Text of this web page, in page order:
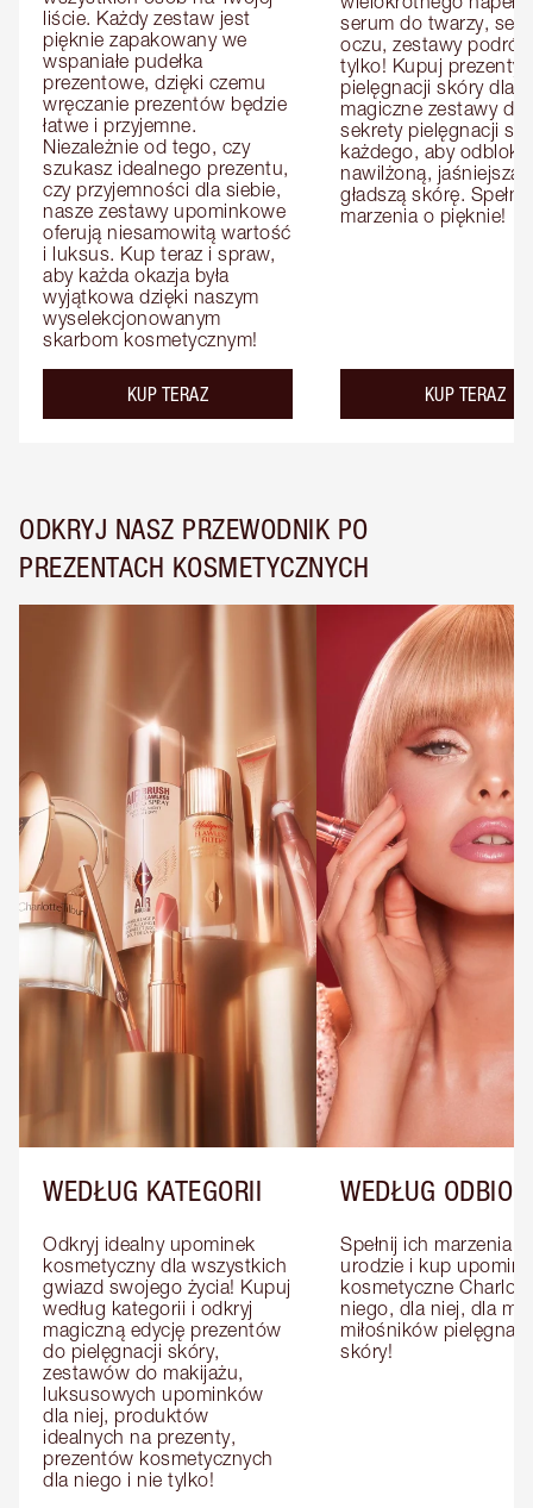
liście. Każdy zestaw jest
pięknie zapakowany we
wspaniałe pudełka
prezentowe, dzięki czemu
wręczanie prezentów będzie
łatwe i przyjemne.
Niezależnie od tego, czy
szukasz idealnego prezentu,
czy przyjemności dla siebie,
nasze zestawy upominkowe
oferują niesamowitą wartość
i luksus. Kup teraz i spraw,
aby każda okazja była
wyjątkowa dzięki naszym
wyselekcjonowanym
skarbom kosmetycznym!
KUP TERAZ
serum do twarzy,
oczu, zestawy
tylko! Kupuj prezenty
pielęgnacji skóry dla
magiczne zestawy dla
sekrety pielęgnacji
każdego, aby
nawilżoną, jaśniejszą i
gładszą skórę.
marzenia o pięknie!
KUP TERAZ
ODKRYJ NASZ PRZEWODNIK PO
PREZENTACH KOSMETYCZNYCH
WEDŁUG KATEGORII
Odkryj idealny upominek
kosmetyczny dla wszystkich
gwiazd swojego życia! Kupuj
według kategorii i odkryj
magiczną edycję prezentów
do pielęgnacji skóry,
zestawów do makijażu,
luksusowych upominków
dla niej, produktów
idealnych na prezenty,
prezentów kosmetycznych
dla niego i nie tylko!
WEDŁUG
Spełnij ich marzenia o
urodzie i kup
kosmetyczne
niego, dla niej, dla
miłośników pielęgnacji
skóry!